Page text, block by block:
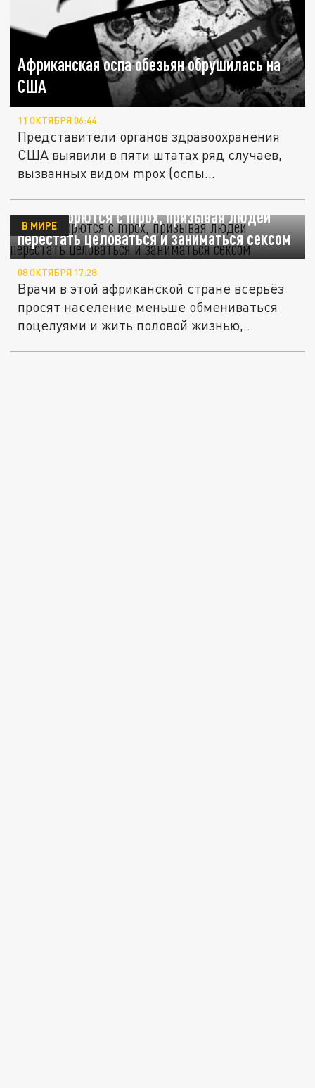
Африканская оспа обезьян обрушилась на
США
11 ОКТЯБРЯ 06:44
Представители органов здравоохранения
США выявили в пяти штатах ряд случаев,
вызванных видом mpox (оспы...
В Гане борются с mpox, призывая людей
перестать целоваться и заниматься сексом
В МИРЕ
08 ОКТЯБРЯ 17:28
Врачи в этой африканской стране всерьёз
просят население меньше обмениваться
поцелуями и жить половой жизнью,...